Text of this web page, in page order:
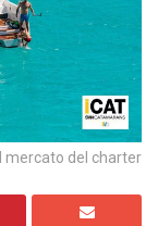
mercato del charter